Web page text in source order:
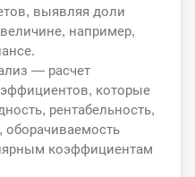
выявляя доли
например,
— расчет
которые
рентабельность,
оборачиваемость
коэффициентам